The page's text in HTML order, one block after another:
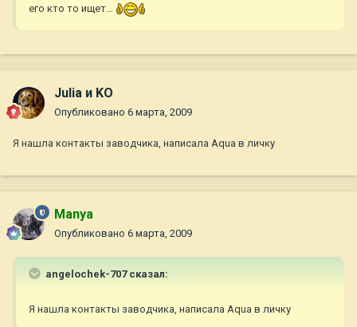
его кто то ищет…
Julia и KO
Опубликовано 6 марта, 2009
Я нашла контакты заводчика, написала Aqua в личку
Manya
Опубликовано 6 марта, 2009
angelochek-707 сказал:
Я нашла контакты заводчика, написала Aqua в личку